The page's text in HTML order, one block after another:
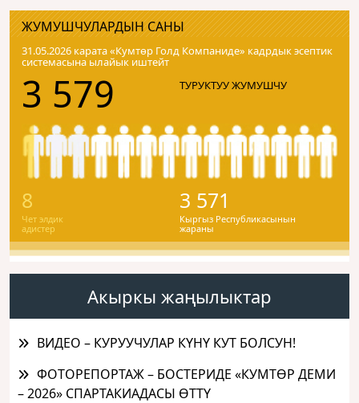
ЖУМУШЧУЛАРДЫН САНЫ
31.05.2026 карата «Кумтɵр Голд Компаниде» кадрдык эсептик
системасына ылайык иштейт
3 579 ТУРУКТУУ ЖУМУШЧУ
8
Чет элдик
адистер
3 571
Кыргыз Республикасынын
жараны
Акыркы жаңылыктар
ВИДЕО – КУРУУЧУЛАР КҮНҮ КУТ БОЛСУН!
ФОТОРЕПОРТАЖ – БОСТЕРИДЕ «КУМТӨР ДЕМИ
– 2026» СПАРТАКИАДАСЫ ӨТТҮ